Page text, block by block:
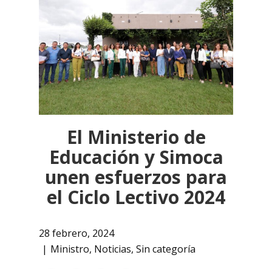
El Ministerio de
Educación y Simoca
unen esfuerzos para
el Ciclo Lectivo 2024
28 febrero, 2024
Ministro, Noticias, Sin categoría